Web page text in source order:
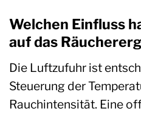
Welchen Einfluss
auf das
Die Luftzufuhr ist
Steuerung der
Rauchintensität. Eine